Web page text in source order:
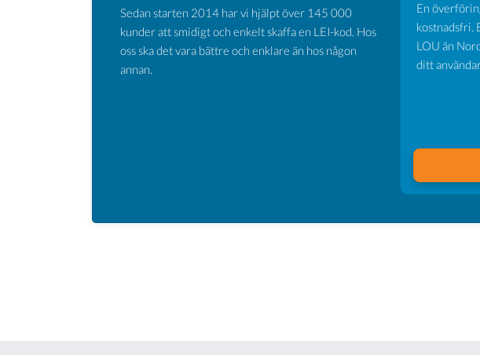
Sedan starten 2014 har vi hjälpt över 145 000
kunder att smidigt och enkelt skaffa en LEI-kod. Hos
oss ska det vara bättre och enklare än hos någon
annan.
En
kostnadsfri.
LOU än
ditt